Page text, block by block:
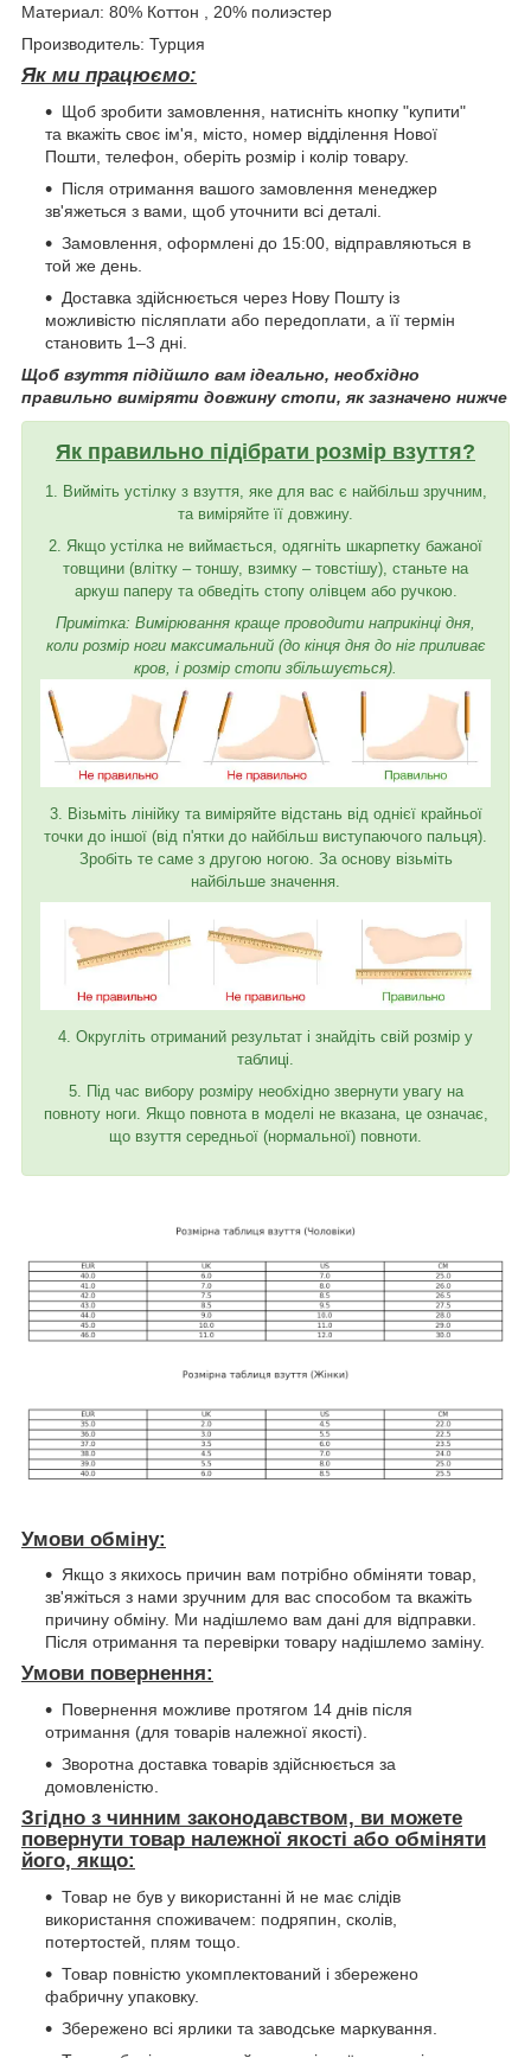
Материал: 80% Коттон , 20% полиэстер
Производитель: Турция
Як ми працюємо:
Щоб зробити замовлення, натисніть кнопку "купити"
та вкажіть своє ім'я, місто, номер відділення Нової
Пошти, телефон, оберіть розмір і колір товару.
Після отримання вашого замовлення менеджер
зв'яжеться з вами, щоб уточнити всі деталі.
Замовлення, оформлені до 15:00, відправляються в
той же день.
Доставка здійснюється через Нову Пошту із
можливістю післяплати або передоплати, а її термін
становить 1–3 дні.
Щоб взуття підійшло вам ідеально, необхідно
правильно виміряти довжину стопи, як зазначено нижче
Як правильно підібрати розмір взуття?
1. Вийміть устілку з взуття, яке для вас є найбільш зручним,
та виміряйте її довжину.
2. Якщо устілка не виймається, одягніть шкарпетку бажаної
товщини (влітку – тоншу, взимку – товстішу), станьте на
аркуш паперу та обведіть стопу олівцем або ручкою.
Примітка: Вимірювання краще проводити наприкінці дня,
коли розмір ноги максимальний (до кінця дня до ніг приливає
кров, і розмір стопи збільшується).
3. Візьміть лінійку та виміряйте відстань від однієї крайньої
точки до іншої (від п'ятки до найбільш виступаючого пальця).
Зробіть те саме з другою ногою. За основу візьміть
найбільше значення.
4. Округліть отриманий результат і знайдіть свій розмір у
таблиці.
5. Під час вибору розміру необхідно звернути увагу на
повноту ноги. Якщо повнота в моделі не вказана, це означає,
що взуття середньої (нормальної) повноти.
Умови обміну:
Якщо з якихось причин вам потрібно обміняти товар,
зв'яжіться з нами зручним для вас способом та вкажіть
причину обміну. Ми надішлемо вам дані для відправки.
Після отримання та перевірки товару надішлемо заміну.
Умови повернення:
Повернення можливе протягом 14 днів після
отримання (для товарів належної якості).
Зворотна доставка товарів здійснюється за
домовленістю.
Згідно з чинним законодавством, ви можете
повернути товар належної якості або обміняти
його, якщо:
Товар не був у використанні й не має слідів
використання споживачем: подряпин, сколів,
потертостей, плям тощо.
Товар повністю укомплектований і збережено
фабричну упаковку.
Збережено всі ярлики та заводське маркування.